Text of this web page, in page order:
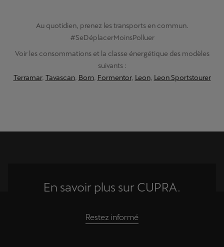
Au quotidien, prenez les transports en commun.
#SeDéplacerMoinsPolluer
Voir les consommations et la classe énergétique des modèles
suivants :
Terramar, Tavascan, Born, Formentor, Leon, Leon Sportstourer
En savoir plus sur CUPRA.
Restez informé